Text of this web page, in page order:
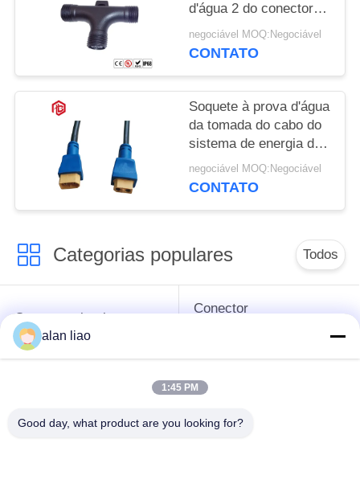
d'água 2 do conector
de cabo 3 do parafuso
3 tipo de 4 Pin T
negociável MOQ:Negociável
CONTATO
Soquete à prova d'água
da tomada do cabo do
sistema de energia de
carregamento do
conector de IP68 XT60
negociável MOQ:Negociável
CONTATO
Categorias populares Todos
Conector circular
impermeável
Conector
dados
E27
alan liao
1:45 PM
Good day, what product are you looking for?